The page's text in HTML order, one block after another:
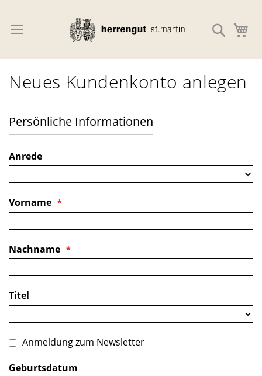
Inhalt
Suche
Neues Kundenkonto anlegen
Persönliche Informationen
Name
Anrede
Vorname
Nachname
Titel
Anmeldung zum Newsletter
Geburtsdatum